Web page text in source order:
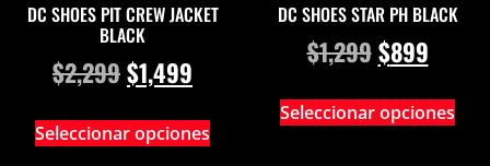
DC SHOES PIT CREW JACKET
BLACK
$2,299$1,499
Seleccionar opciones
DC SHOES STAR PH BLACK
$1,299 $899
Seleccionar opciones